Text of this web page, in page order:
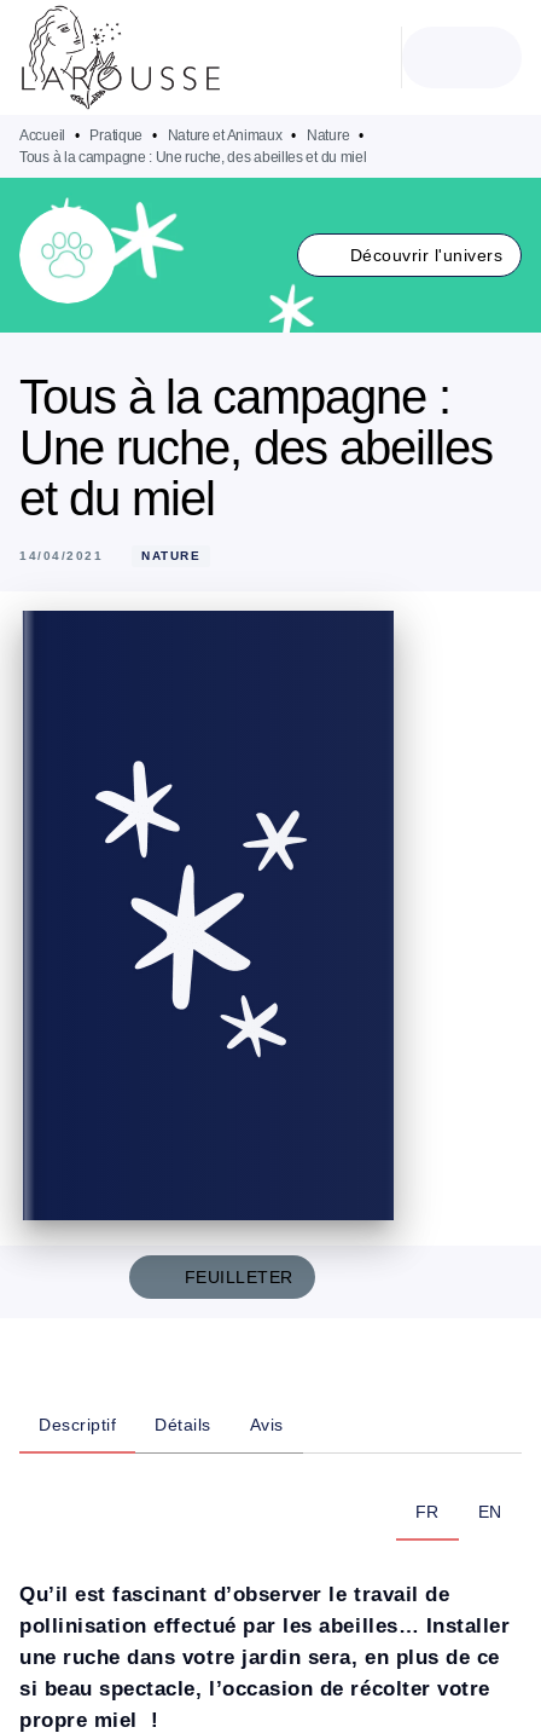
MENU
PIED DE PAGE
Accueil • Pratique • Nature et Animaux • Nature •
Tous à la campagne : Une ruche, des abeilles et du miel
Découvrir l'univers
Tous à la campagne :
Une ruche, des abeilles
et du miel
14/04/2021 NATURE
FEUILLETER
Descriptif Détails Avis
FR EN
Qu’il est fascinant d’observer le travail de
pollinisation effectué par les abeilles… Installer
une ruche dans votre jardin sera, en plus de ce
si beau spectacle, l’occasion de récolter votre
propre miel !